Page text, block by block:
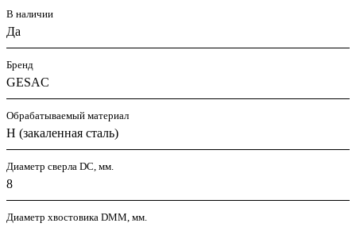
В наличии
Да
Бренд
GESAC
Обрабатываемый материал
H (закаленная сталь)
Диаметр сверла DC, мм.
8
Диаметр хвостовика DMM, мм.